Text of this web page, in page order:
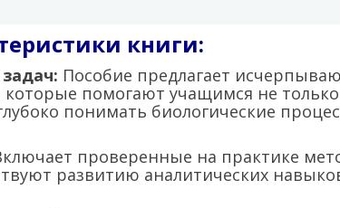
книги:
Пособие предлагает
помогают учащимся не только
понимать биологические
проверенные на практике
развитию аналитических